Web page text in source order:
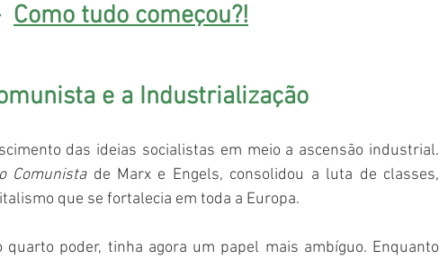
Como tudo começou?!
e a Industrialização
das ideias socialistas em meio a ascensão industrial.
Comunista de Marx e Engels, consolidou a luta de classes,
que se fortalecia em toda a Europa.
poder, tinha agora um papel mais ambíguo. Enquanto